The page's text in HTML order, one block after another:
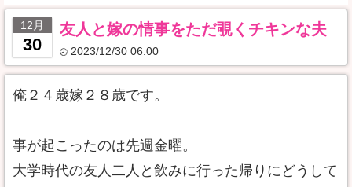
12月
30
友人と嫁の情事をただ覗くチキンな夫
2023/12/30 06:00
俺２４歳嫁２８歳です。
事が起こったのは先週金曜。
大学時代の友人二人と飲みに行った帰りにどうして